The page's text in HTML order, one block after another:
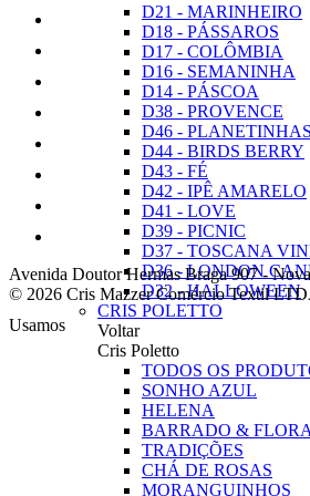
D21 - MARINHEIRO
D18 - PÁSSAROS
D17 - COLÔMBIA
D16 - SEMANINHA
D14 - PÁSCOA
D38 - PROVENCE
D46 - PLANETINHAS
D44 - BIRDS BERRY
D43 - FÉ
D42 - IPÊ AMARELO
D41 - LOVE
D39 - PICNIC
D37 - TOSCANA
D36 - LONDON
D32 - HALLOWEEN
CRIS POLETTO
Voltar
Cris Poletto
TODOS OS
SONHO AZUL
HELENA
BARRADO &
TRADIÇÕES
CHÁ DE ROSAS
MORANGUINHOS
Avenida Doutor Hermas Braga 907-
© 2026 Cris Mazzer Comércio Textil
Usamos